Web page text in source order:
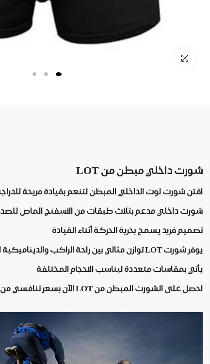
شورت داخلي مبطن من LOT
اقتن شورت لوت الداخلي المبطن لتنعم بقيادة مريحة
شورت داخلي مدعم بثلاث طبقات من الاسفنج الماص
تصميم فريد يسمح بحرية الحركة أثناء القيادة
يوفر شورت LOT توازن مثالي بين راحة الراكب والديناميكية الهوائية
يأتي بمقاسات متعددة ليناسب الاحجام المختلفة
احصل على الشورت المبطن من LOT الآن بسعر تنافسي من موقع دراجتي